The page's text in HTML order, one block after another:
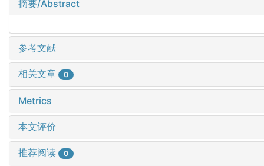
摘要/Abstract
参考文献
相关文章 0
Metrics
本文评价
推荐阅读 0